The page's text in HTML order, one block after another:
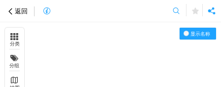
返回
显示名称
分类
分组